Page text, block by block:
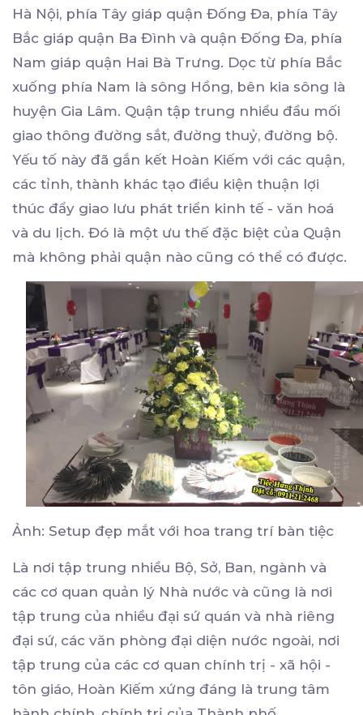
Hà Nội, phía Tây giáp quận Đống Đa, phía Tây
Bắc giáp quận Ba Đình và quận Đống Đa, phía
Nam giáp quận Hai Bà Trưng. Dọc từ phía Bắc
xuống phía Nam là sông Hồng, bên kia sông là
huyện Gia Lâm. Quận tập trung nhiều đầu mối
giao thông đường sắt, đường thuỷ, đường bộ.
Yếu tố này đã gắn kết Hoàn Kiếm với các quận,
các tỉnh, thành khác tạo điều kiện thuận lợi
thúc đẩy giao lưu phát triển kinh tế - văn hoá
và du lịch. Đó là một ưu thế đặc biệt của Quận
mà không phải quận nào cũng có thể có được.
Ảnh: Setup đẹp mắt với hoa trang trí bàn tiệc
Là nơi tập trung nhiều Bộ, Sở, Ban, ngành và
các cơ quan quản lý Nhà nước và cũng là nơi
tập trung của nhiều đại sứ quán và nhà riêng
đại sứ, các văn phòng đại diện nước ngoài, nơi
tập trung của các cơ quan chính trị - xã hội -
tôn giáo, Hoàn Kiếm xứng đáng là trung tâm